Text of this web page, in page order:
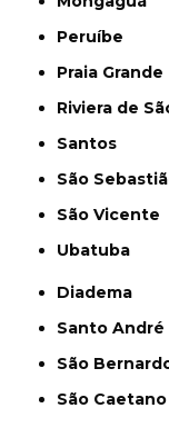
Peruíbe
Praia Grande
Riviera de
Santos
São
São Vicente
Ubatuba
Diadema
Santo André
São
São